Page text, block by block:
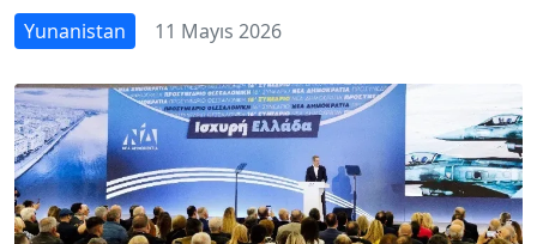
Yunanistan 11 Mayıs 2026